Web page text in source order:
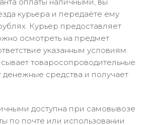
курьера и передаёте ему
Курьер предоставляет
осмотреть на предмет
указанным условиям.
товаросопроводительные
денежные средства и получает
доступна при самовывозе
по почте или использовании